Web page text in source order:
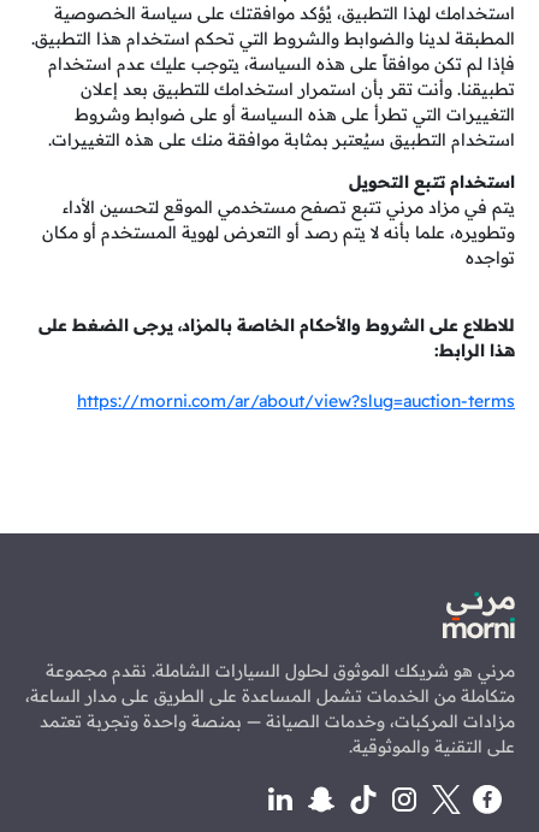
استخدامك لهذا التطبيق، يُؤكد موافقتك على سياسة الخصوصية
المطبقة لدينا والضوابط والشروط التي تحكم استخدام هذا التطبيق.
فإذا لم تكن موافقاً على هذه السياسة، يتوجب عليك عدم استخدام
تطبيقنا. وأنت تقر بأن استمرار استخدامك للتطبيق بعد إعلان
التغييرات التي تطرأ على هذه السياسة أو على ضوابط وشروط
استخدام التطبيق سيُعتبر بمثابة موافقة منك على هذه التغييرات.
استخدام تتبع التحويل
يتم في مزاد مرني تتبع تصفح مستخدمي الموقع لتحسين الأداء
وتطويره، علما بأنه لا يتم رصد أو التعرض لهوية المستخدم أو مكان
تواجده
للاطلاع على الشروط والأحكام الخاصة بالمزاد، يرجى الضغط على
هذا الرابط:
https://morni.com/ar/about/view?slug=auction-terms
مرني هو شريكك الموثوق لحلول السيارات الشاملة. نقدم مجموعة
متكاملة من الخدمات تشمل المساعدة على الطريق على مدار الساعة،
مزادات المركبات، وخدمات الصيانة — بمنصة واحدة وتجربة تعتمد
على التقنية والموثوقية.